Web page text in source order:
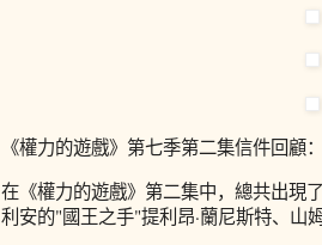
《權力的遊戲》第七季第二集信件回顧
在《權力的遊戲》第二集中，總共出現
利安的"國王之手"提利昂·蘭尼斯特、山